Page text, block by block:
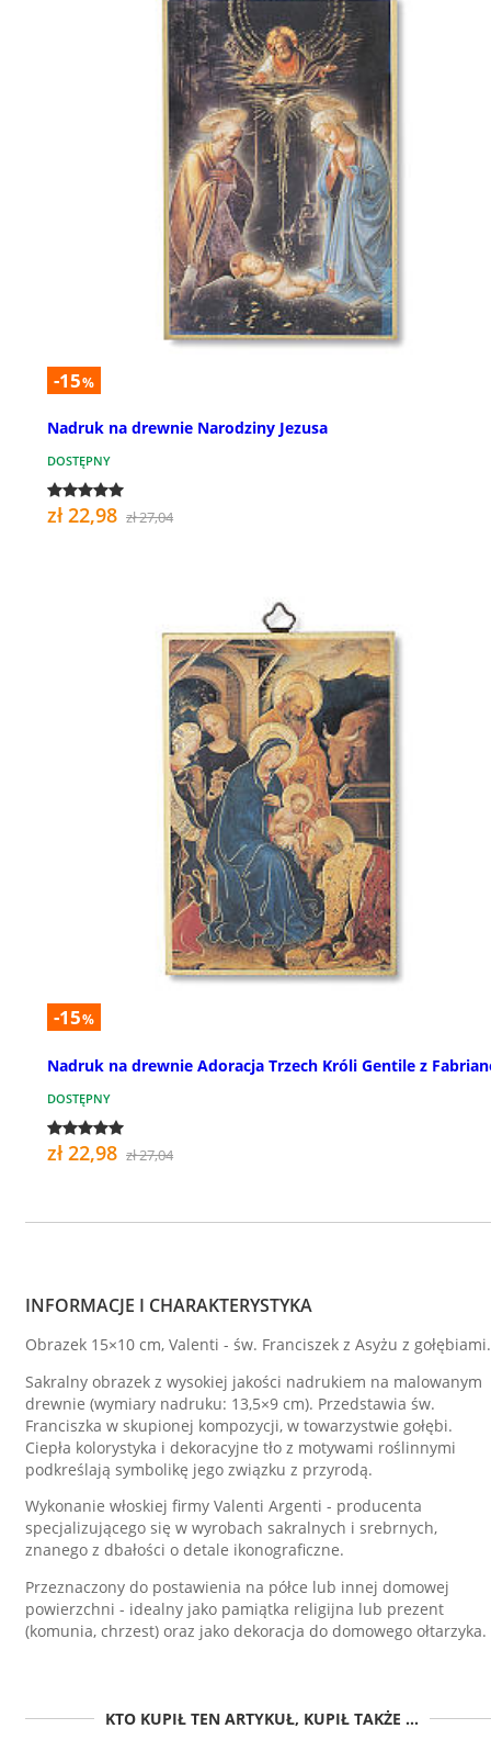
-15%
Nadruk na drewnie Narodziny Jezusa
DOSTĘPNY
zł 22,98 zł 27,04
-15%
Nadruk na drewnie Adoracja Trzech Króli Gentile z
DOSTĘPNY
zł 22,98 zł 27,04
INFORMACJE I CHARAKTERYSTYKA
Obrazek 15×10 cm, Valenti - św. Franciszek z Asyżu z gołębiami.
Sakralny obrazek z wysokiej jakości nadrukiem na malowanym
drewnie (wymiary nadruku: 13,5×9 cm). Przedstawia św.
Franciszka w skupionej kompozycji, w towarzystwie gołębi.
Ciepła kolorystyka i dekoracyjne tło z motywami roślinnymi
podkreślają symbolikę jego związku z przyrodą.
Wykonanie włoskiej firmy Valenti Argenti - producenta
specjalizującego się w wyrobach sakralnych i srebrnych,
znanego z dbałości o detale ikonograficzne.
Przeznaczony do postawienia na półce lub innej domowej
powierzchni - idealny jako pamiątka religijna lub prezent
(komunia, chrzest) oraz jako dekoracja do domowego ołtarzyka.
KTO KUPIŁ TEN ARTYKUŁ, KUPIŁ TAKŻE ...